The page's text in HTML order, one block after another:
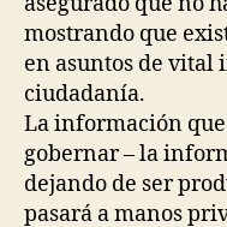
mostrando que
en asuntos de vital
ciudadanía.
La información
gobernar – la
dejando de ser
pasará a manos